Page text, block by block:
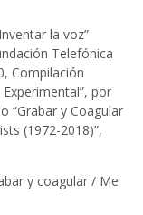
la voz”
Telefónica
Compilación
por
“Grabar y Coagular
(1972​-​2018)”,
y coagular / Me